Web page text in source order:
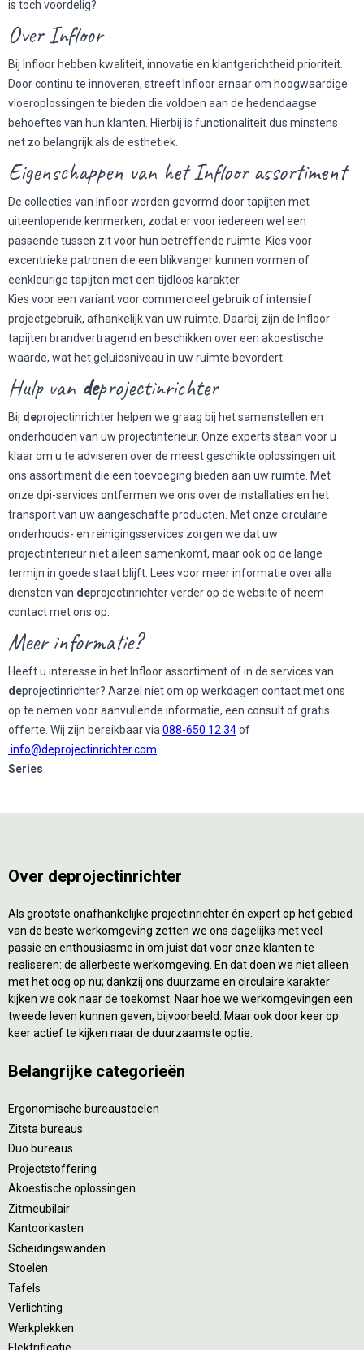
is toch voordelig?
Over Infloor
Bij Infloor hebben kwaliteit, innovatie en klantgerichtheid prioriteit.
Door continu te innoveren, streeft Infloor ernaar om hoogwaardige
vloeroplossingen te bieden die voldoen aan de hedendaagse
behoeftes van hun klanten. Hierbij is functionaliteit dus minstens
net zo belangrijk als de esthetiek.
Eigenschappen van het Infloor assortiment
De collecties van Infloor worden gevormd door tapijten met
uiteenlopende kenmerken, zodat er voor iedereen wel een
passende tussen zit voor hun betreffende ruimte. Kies voor
excentrieke patronen die een blikvanger kunnen vormen of
eenkleurige tapijten met een tijdloos karakter.
Kies voor een variant voor commercieel gebruik of intensief
projectgebruik, afhankelijk van uw ruimte. Daarbij zijn de Infloor
tapijten brandvertragend en beschikken over een akoestische
waarde, wat het geluidsniveau in uw ruimte bevordert.
Hulp van deprojectinrichter
Bij deprojectinrichter helpen we graag bij het samenstellen en
onderhouden van uw projectinterieur. Onze experts staan voor u
klaar om u te adviseren over de meest geschikte oplossingen uit
ons assortiment die een toevoeging bieden aan uw ruimte. Met
onze dpi-services ontfermen we ons over de installaties en het
transport van uw aangeschafte producten. Met onze circulaire
onderhouds- en reinigingsservices zorgen we dat uw
projectinterieur niet alleen samenkomt, maar ook op de lange
termijn in goede staat blijft. Lees voor meer informatie over alle
diensten van deprojectinrichter verder op de website of neem
contact met ons op.
Meer informatie?
Heeft u interesse in het Infloor assortiment of in de services van
deprojectinrichter? Aarzel niet om op werkdagen contact met ons
op te nemen voor aanvullende informatie, een consult of gratis
offerte. Wij zijn bereikbaar via 088-650 12 34of
info@deprojectinrichter.com
Series
Over deprojectinrichter
Als grootste onafhankelijke projectinrichter én expert op het gebied
van de beste werkomgeving zetten we ons dagelijks met veel
passie en enthousiasme in om juist dat voor onze klanten te
realiseren: de allerbeste werkomgeving. En dat doen we niet alleen
met het oog op nu; dankzij ons duurzame en circulaire karakter
kijken we ook naar de toekomst. Naar hoe we werkomgevingen een
tweede leven kunnen geven, bijvoorbeeld. Maar ook door keer op
keer actief te kijken naar de duurzaamste optie.
Belangrijke categorieën
Ergonomische bureaustoelen
Zitsta bureaus
Duo bureaus
Projectstoffering
Akoestische oplossingen
Zitmeubilair
Kantoorkasten
Scheidingswanden
Stoelen
Tafels
Verlichting
Werkplekken